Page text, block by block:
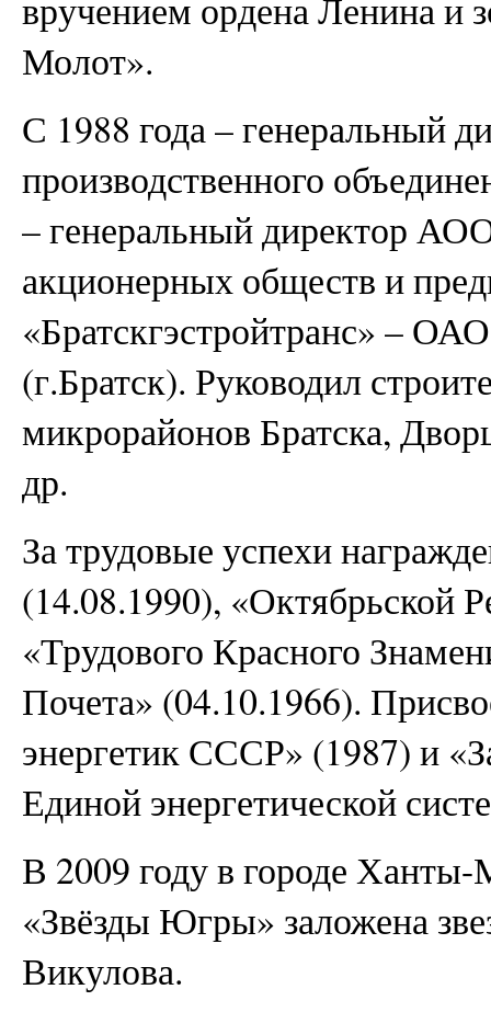
вручением ордена Ленина и
Молот».
С 1988 года – генеральный
производственного
– генеральный директор
акционерных обществ и
«Братскгэстройтранс» –
(г.Братск). Руководил
микрорайонов Братска,
др.
За трудовые успехи
(14.08.1990), «Октябрьской
«Трудового Красного
Почета» (04.10.1966).
энергетик СССР» (1987) и
Единой энергетической
В 2009 году в городе
«Звёзды Югры» заложена
Викулова.